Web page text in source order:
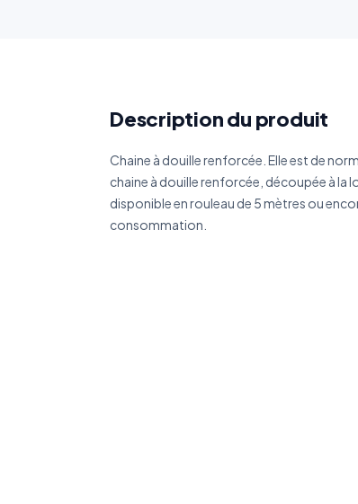
Description du produit
Chaine à douille renforcée. Elle est de
chaine à douille renforcée, découpée à la
disponible en rouleau de 5 mètres ou
consommation.